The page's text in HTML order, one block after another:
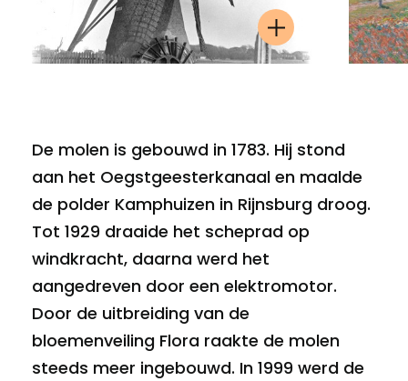
De molen is gebouwd in 1783. Hij stond
aan het Oegstgeesterkanaal en maalde
de polder Kamphuizen in Rijnsburg droog.
Tot 1929 draaide het scheprad op
windkracht, daarna werd het
aangedreven door een elektromotor.
Door de uitbreiding van de
bloemenveiling Flora raakte de molen
steeds meer ingebouwd. In 1999 werd de